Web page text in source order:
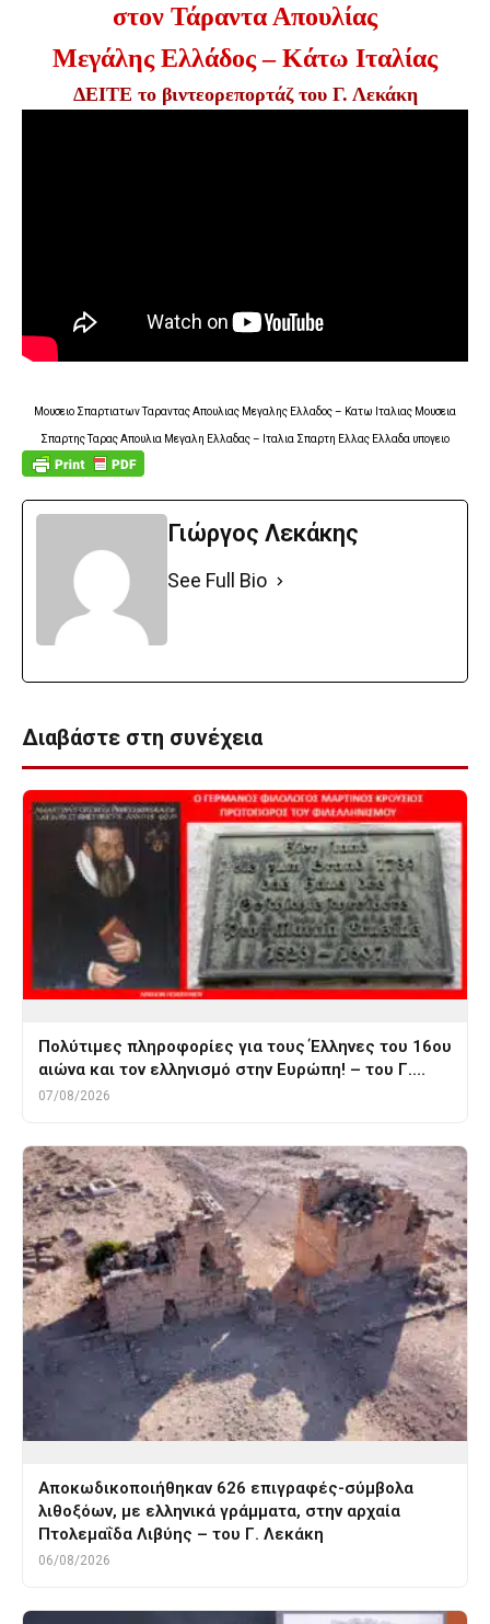
στον Τάραντα Απουλίας
Μεγάλης Ελλάδος – Κάτω Ιταλίας
ΔΕΙΤΕ το βιντεορεπορτάζ του Γ. Λεκάκη
Μουσειο Σπαρτιατων Ταραντας Απουλιας Μεγαλης Ελλαδος – Κατω Ιταλιας Μουσεια
Σπαρτης Ταρας Απουλια Μεγαλη Ελλαδας – Ιταλια Σπαρτη Ελλας Ελλαδα υπογειο
Γιώργος Λεκάκης
See Full Bio
Διαβάστε στη συνέχεια
Πολύτιμες πληροφορίες για τους Έλληνες του 16ου
αιώνα και τον ελληνισμό στην Ευρώπη! – του Γ.…
07/08/2026
Αποκωδικοποιήθηκαν 626 επιγραφές-σύμβολα
λιθοξόων, με ελληνικά γράμματα, στην αρχαία
Πτολεμαΐδα Λιβύης – του Γ. Λεκάκη
06/08/2026